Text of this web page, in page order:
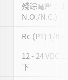
殘餘電壓： 1
N.O./N.C.)
Rc (PT) 1/8
12 - 24 VDC
下